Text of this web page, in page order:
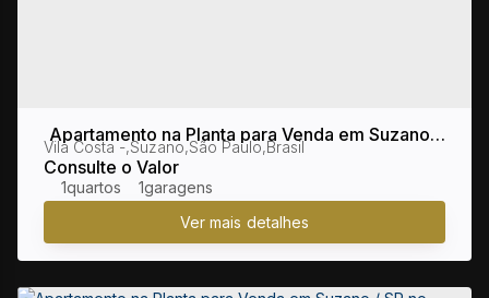
Apartamento na Planta para Venda em Suzano /
SP no bairro Vila Costa
Consulte o Valor
Vila Costa ,Suzano,São Paulo,Brasil
1 1